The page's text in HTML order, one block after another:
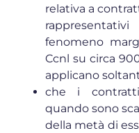
relativa a
fenomeno
Ccnl su circa
applicano
che i
quando sono
della metà di